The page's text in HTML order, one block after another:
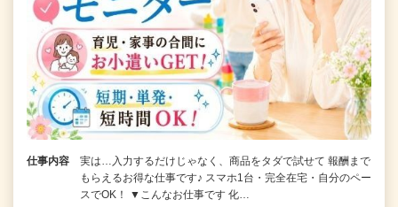
仕事内容
実は…入力するだけじゃなく、商品をタダで試せて 報酬まで
もらえるお得な仕事です♪ スマホ1台・完全在宅・自分のペー
スでOK！ ▼こんなお仕事です 化…